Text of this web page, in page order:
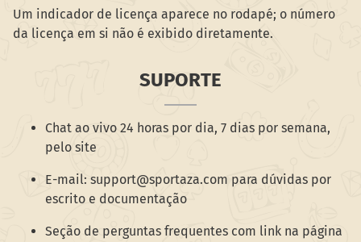
Um indicador de licença aparece no rodapé; o número
da licença em si não é exibido diretamente.
SUPORTE
Chat ao vivo 24 horas por dia, 7 dias por semana,
pelo site
E-mail: support@sportaza.com para dúvidas por
escrito e documentação
Seção de perguntas frequentes com link na página